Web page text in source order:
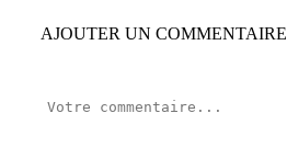
AJOUTER UN COMMENTAIRE